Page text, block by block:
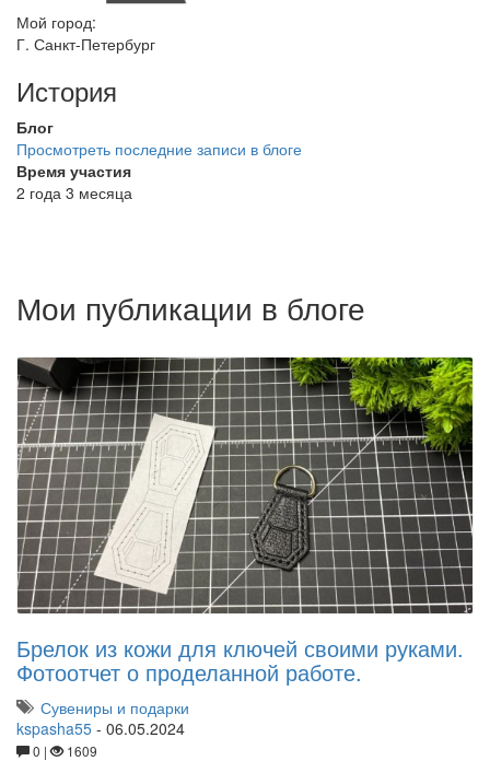
Мой город:
Г. Санкт-Петербург
История
Блог
Просмотреть последние записи в блоге
Время участия
2 года 3 месяца
Мои публикации в блоге
Брелок из кожи для ключей своими руками.
Фотоотчет о проделанной работе.
Сувениры и подарки
kspasha55 - 06.05.2024
0 | 1609